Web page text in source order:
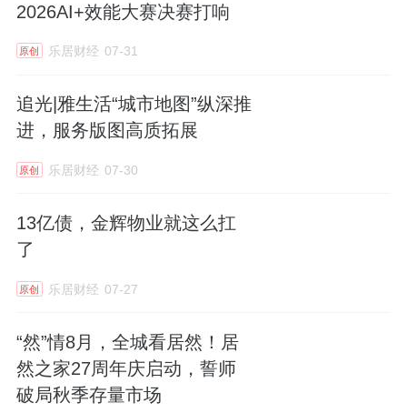
2026AI+效能大赛决赛打响
原创 乐居财经 07-31
追光|雅生活“城市地图”纵深推
进，服务版图高质拓展
原创 乐居财经 07-30
13亿债，金辉物业就这么扛
了
原创 乐居财经 07-27
“然”情8月，全城看居然！居
然之家27周年庆启动，誓师
破局秋季存量市场